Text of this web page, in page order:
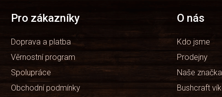
Pro zákazníky
Doprava a platba
Věrnostní program
Spolupráce
Obchodní podmínky
O nás
Kdo jsme
Prodejny
Naše
Bushcraft